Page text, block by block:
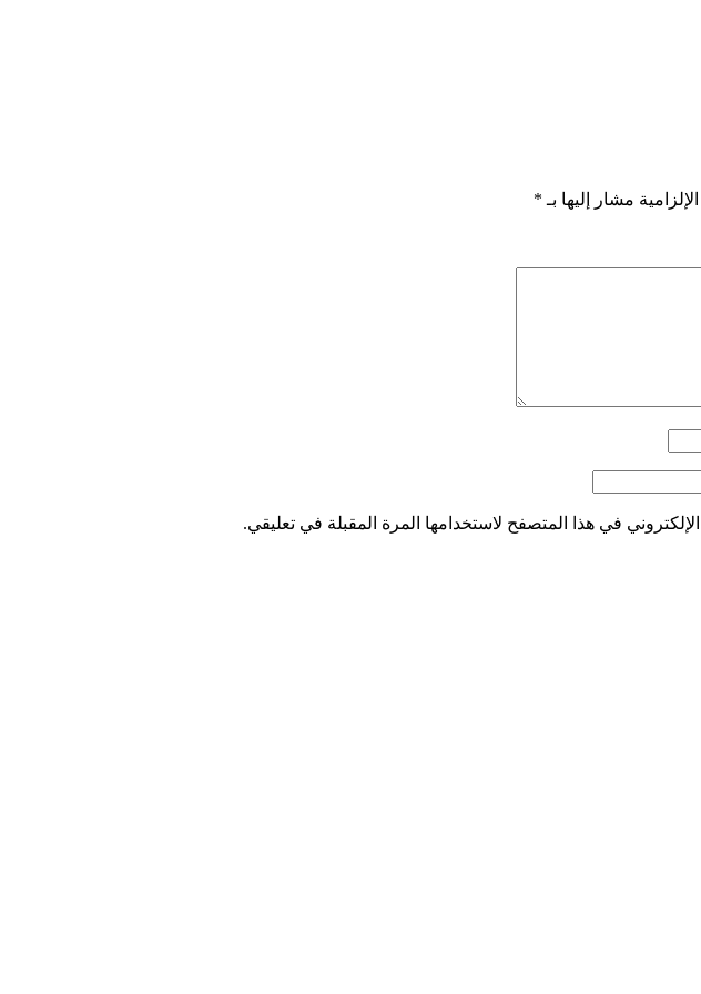
مشار إليها بـ *
في هذا المتصفح لاستخدامها المرة المقبلة في تعليقي.